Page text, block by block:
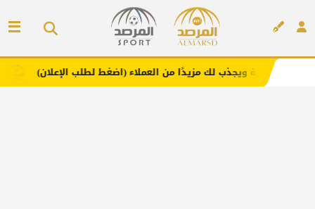
مفارش لك مزيدًا من العملاء (اضغط لطلب الإعلان)